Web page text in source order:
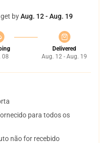
byAug. 12 - Aug. 19
08
Delivered
Aug. 12 - Aug. 19
para todos os
não for recebido